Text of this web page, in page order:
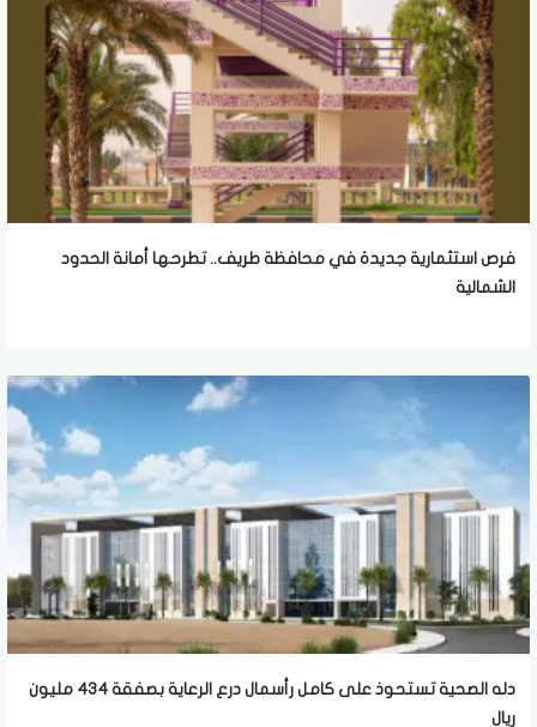
فرص استثمارية جديدة في محافظة طريف.. تطرحها أمانة الحدود
الشمالية
دله الصحية تستحوذ على كامل رأسمال درع الرعاية بصفقة 434 مليون
ريال